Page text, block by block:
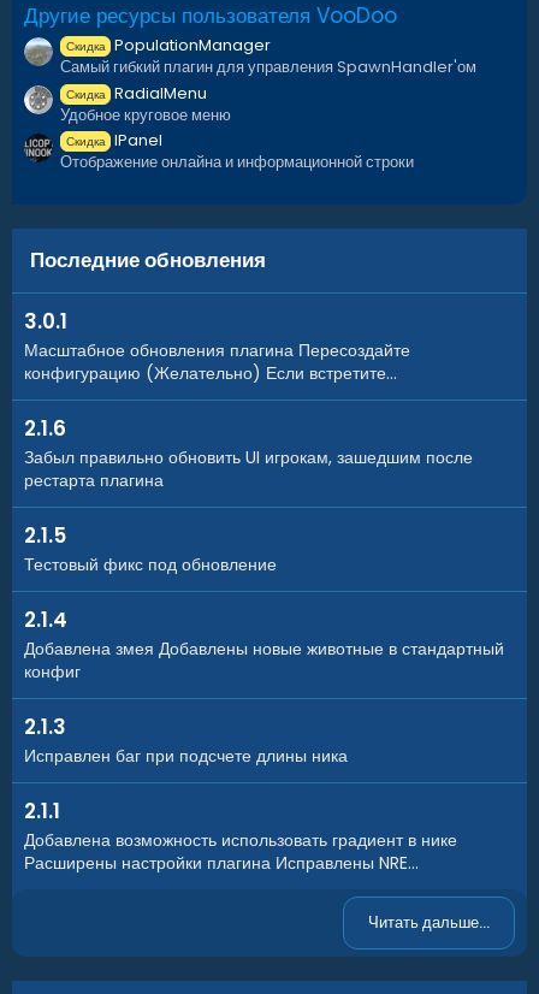
Другие ресурсы пользователя VooDoo
Скидка PopulationManager
Самый гибкий плагин для управления SpawnHandler'ом
Скидка RadialMenu
Удобное круговое меню
Скидка IPanel
Отображение онлайна и информационной строки
Последние обновления
3.0.1
Масштабное обновления плагина Пересоздайте
конфигурацию (Желательно) Если встретите...
2.1.6
Забыл правильно обновить UI игрокам, зашедшим после
рестарта плагина
2.1.5
Тестовый фикс под обновление
2.1.4
Добавлена змея Добавлены новые животные в стандартный
конфиг
2.1.3
Исправлен баг при подсчете длины ника
2.1.1
Добавлена возможность использовать градиент в нике
Расширены настройки плагина Исправлены NRE...
Читать дальше...